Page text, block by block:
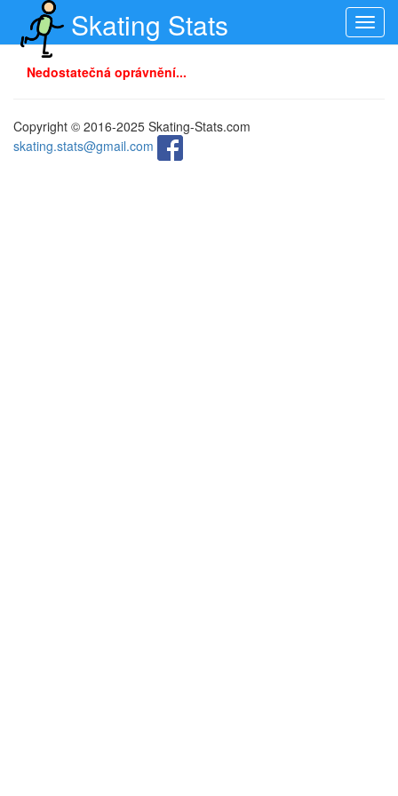
Skating Stats
Nedostatečná oprávnění...
Copyright © 2016-2025 Skating-Stats.com
skating.stats@gmail.com